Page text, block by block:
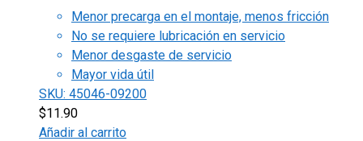
Menor precarga en el montaje, menos fricción
No se requiere lubricación en servicio
Menor desgaste de servicio
Mayor vida útil
SKU: 45046-09200
$11.90
Añadir al carrito